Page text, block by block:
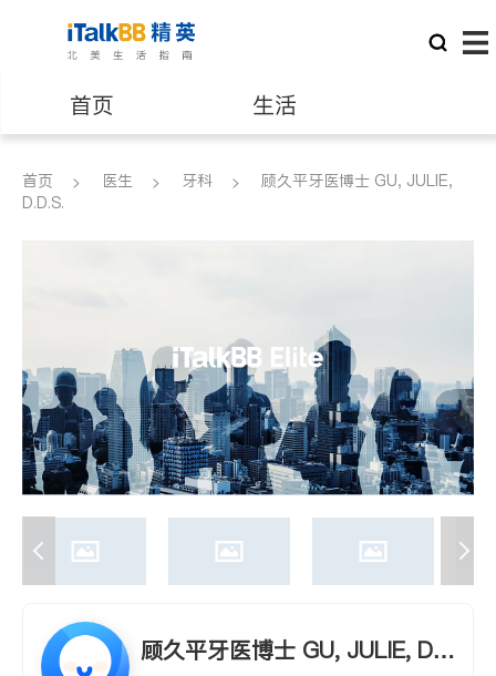
首页 生活
医生 律师
养老 非盈利组织
首页 医生 牙科
顾久平牙医博士 GU, JULIE,
D.D.S.
顾久平牙医博士 GU, JULIE, D.